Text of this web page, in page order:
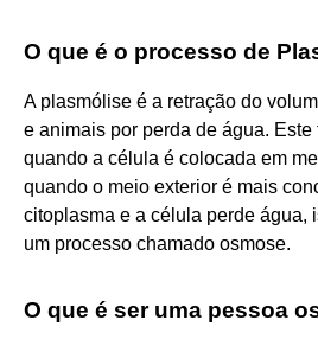
O que é o processo de
A plasmólise é a retração do
e animais por perda de água.
quando a célula é colocada em
quando o meio exterior é mais
citoplasma e a célula perde água,
um processo chamado osmose.
O que é ser uma pessoa